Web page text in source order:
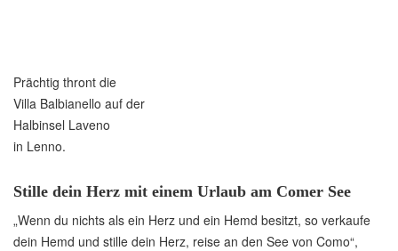
Prächtig thront die
Villa Balbianello auf der
Halbinsel Laveno
in Lenno.
Stille dein Herz mit einem Urlaub am Comer See
„Wenn du nichts als ein Herz und ein Hemd besitzt, so verkaufe
dein Hemd und stille dein Herz, reise an den See von Como“,